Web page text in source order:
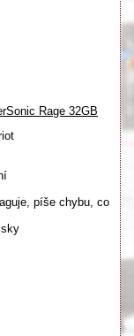
Rage 32GB
píše chybu, co